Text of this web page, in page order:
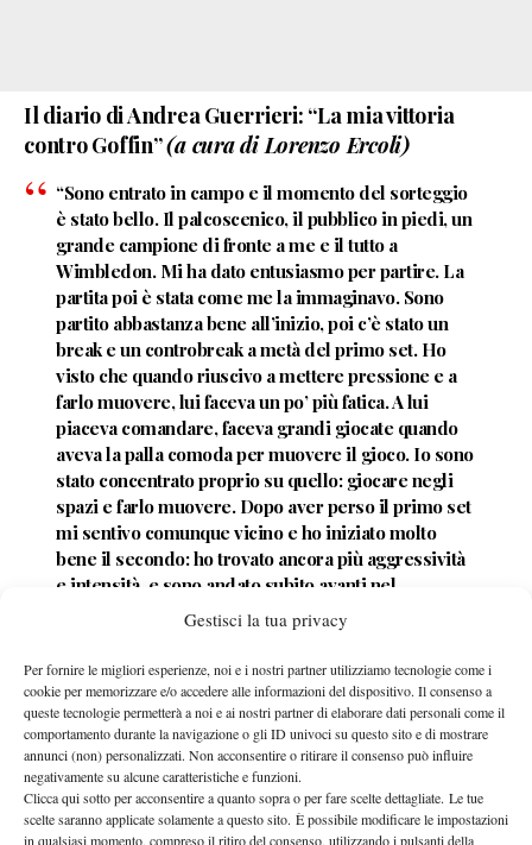
Gestisci la tua privacy
Per fornire le migliori esperienze, noi e i nostri partner utilizziamo tecnologie come i
cookie per memorizzare e/o accedere alle informazioni del dispositivo. Il consenso a
queste tecnologie permetterà a noi e ai nostri partner di elaborare dati personali come il
comportamento durante la navigazione o gli ID univoci su questo sito e di mostrare
annunci (non) personalizzati. Non acconsentire o ritirare il consenso può influire
negativamente su alcune caratteristiche e funzioni.
Clicca qui sotto per acconsentire a quanto sopra o per fare scelte dettagliate. Le tue
scelte saranno applicate solamente a questo sito. È possibile modificare le impostazioni
in qualsiasi momento, compreso il ritiro del consenso, utilizzando i pulsanti della
Il diario di Andrea Guerrieri: “La mia vittoria
contro Goffin”(a cura di Lorenzo Ercoli)
“Sono entrato in campo e il momento del sorteggio
è stato bello. Il palcoscenico, il pubblico in piedi, un
grande campione di fronte a me e il tutto a
Wimbledon. Mi ha dato entusiasmo per partire. La
partita poi è stata come me la immaginavo. Sono
partito abbastanza bene all’inizio, poi c’è stato un
break e un controbreak a metà del primo set. Ho
visto che quando riuscivo a mettere pressione e a
farlo muovere, lui faceva un po’ più fatica. A lui
piaceva comandare, faceva grandi giocate quando
aveva la palla comoda per muovere il gioco. Io sono
stato concentrato proprio su quello: giocare negli
spazi e farlo muovere. Dopo aver perso il primo set
mi sentivo comunque vicino e ho iniziato molto
bene il secondo: ho trovato ancora più aggressività
e intensità, e sono andato subito avanti nel
punteggio. Sul 5-3 ho giocato un game un po’ così
per chiudere il set, anche complice qualche buon
punto suo. Poi penso di essere stato bravo sul 5 pari
a risalire, ad accelerare di nuovo e a fare un ottimo
game sia al servizio sia in risposta. Nel terzo mi
sentivo molto bene, in crescendo. Nonostante il
break subito in avvio, sentivo di poter fare subito il
controbreak ed è stato così nell’immediato. Quando
gli ho fatto il break per andare 4-2 ho poi chiuso